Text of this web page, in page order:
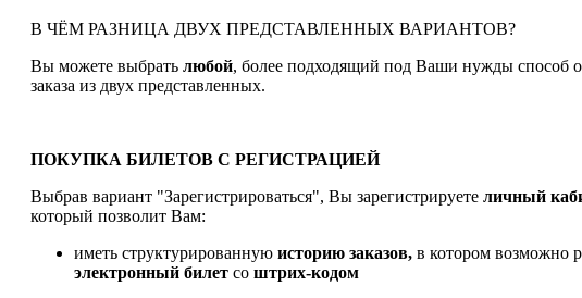
В ЧЁМ РАЗНИЦА ДВУХ ПРЕДСТАВЛЕННЫХ ВАРИАНТОВ?
Вы можете выбрать любой, более подходящий под Ваши нужды способ
заказа из двух представленных.
ПОКУПКА БИЛЕТОВ С РЕГИСТРАЦИЕЙ
Выбрав вариант "Зарегистрироваться", Вы зарегистрируете личный
который позволит Вам:
иметь структурированную историю заказов, в котором возможно
электронный билет со штрих-кодом